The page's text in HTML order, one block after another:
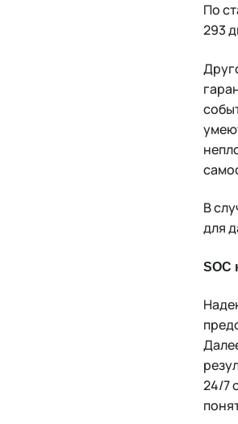
По
293
В
для
SOC
24/7